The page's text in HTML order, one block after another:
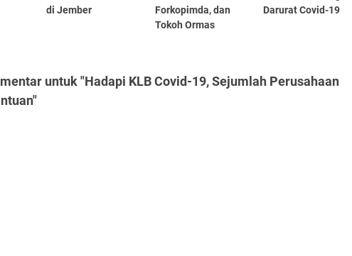
di Jember
Forkopimda, dan
Tokoh Ormas
Darurat Covid-19
untuk "Hadapi KLB Covid-19, Sejumlah Perusahaan